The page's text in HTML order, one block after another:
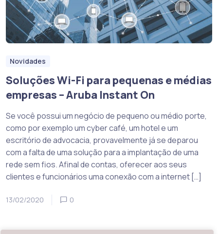
Novidades
Soluções Wi-Fi para pequenas e médias
empresas – Aruba Instant On
Se você possui um negócio de pequeno ou médio porte,
como por exemplo um cyber café, um hotel e um
escritório de advocacia, provavelmente já se deparou
com a falta de uma solução para a implantação de uma
rede sem fios. Afinal de contas, oferecer aos seus
clientes e funcionários uma conexão com a internet […]
13/02/2020 0